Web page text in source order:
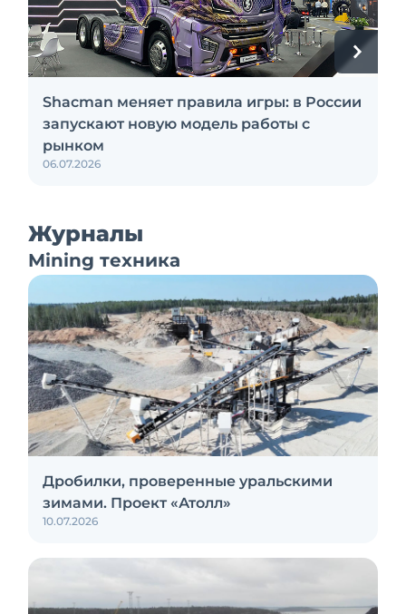
Shacman меняет правила игры: в России
запускают новую модель работы с
рынком
06.07.2026
Журналы
Mining техника
Дробилки, проверенные уральскими
зимами. Проект «Атолл»
10.07.2026